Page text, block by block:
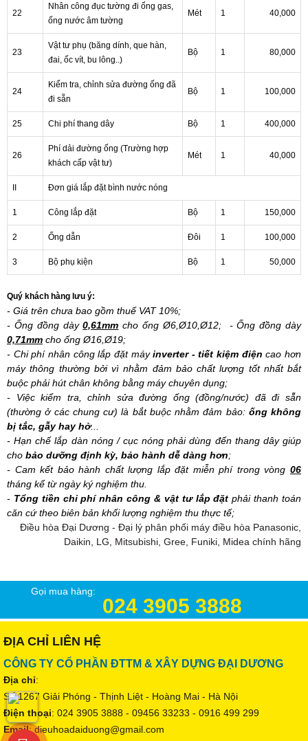
22
Nhân công đục tường đi ống gas,
ống nước âm tường
Mét 1 40,000
23
Vật tư phụ (băng dính, que hàn,
đai, ốc vít, bu lông..)
Bộ 1 80,000
24
Kiểm tra, chỉnh sửa đường ống đã
đi sẵn
Bộ 1 100,000
25 Chi phí thang dây Bộ 1 400,000
26
Phí dải đường ống (Trường hợp
khách cấp vật tư)
Mét 1 40,000
Đơn giá lắp đặt bình nước nóng
1 Công lắp đặt Bộ 1 150,000
2 Ống dẫn Đôi 1 100,000
3 Bộ phụ kiện Bộ 1 50,000
Quý khách hàng lưu ý:
- Giá trên chưa bao gồm thuế VAT 10%;
- Ống đồng dày0,61mm cho ống Ø6,Ø10,Ø12; - Ống đồng dày
0,71mm cho ống Ø16,Ø19;
- Chi phí nhân công lắp đặt máyinverter - tiết kiệm điện cao hơn
máy thông thường bởi vì nhằm đảm bảo chất lượng tốt nhất bắt
buộc phải hút chân không bằng máy chuyên dụng;
- Việc kiểm tra, chỉnh sửa đường ống (đồng/nước) đã đi sẵn
(thường ở các chung cư) là bắt buộc nhằm đảm bảo: ống không
bị tắc, gẫy hay hở...
- Hạn chế lắp dàn nóng / cục nóng phải dùng đến thang dây giúp
cho bảo dưỡng định kỳ, bảo hành dễ dàng hơn;
- Cam kết bảo hành chất lượng lắp đặt miễn phí trong vòng 06
tháng kể từ ngày ký nghiệm thu.
- Tổng tiền chi phí nhân công & vật tư lắp đặt phải thanh toán
căn cứ theo biên bản khối lượng nghiệm thu thực tế;
Điều hòa Đại Dương - Đại lý phân phối máy điều hòa Panasonic,
Daikin, LG, Mitsubishi, Gree, Funiki, Midea chính hãng
Gọi mua hàng:
024 3905 3888
ĐỊA CHỈ LIÊN HỆ
CÔNG TY CỔ PHẦN ĐTTM & XÂY DỰNG ĐẠI DƯƠNG
Địa chỉ:
Số 1267 Giải Phóng - Thịnh Liệt - Hoàng Mai - Hà Nội
Điện thoại: 024 3905 3888 - 09456 33233 - 0916 499 299
Email: dieuhoadaiduong@gmail.com